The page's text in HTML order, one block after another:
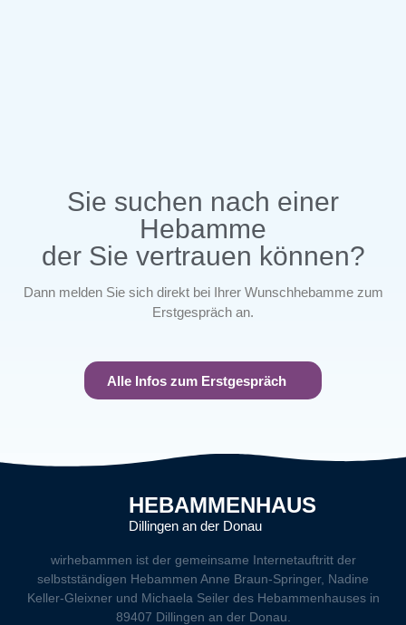
Sie suchen nach einer
Hebamme
der Sie vertrauen können?
Dann melden Sie sich direkt bei Ihrer Wunschhebamme zum
Erstgespräch an.
Alle Infos zum Erstgespräch
HEBAMMENHAUS
Dillingen an der Donau
wirhebammen ist der gemeinsame Internetauftritt der
selbstständigen Hebammen Anne Braun-Springer, Nadine
Keller-Gleixner und Michaela Seiler des Hebammenhauses in
89407 Dillingen an der Donau.